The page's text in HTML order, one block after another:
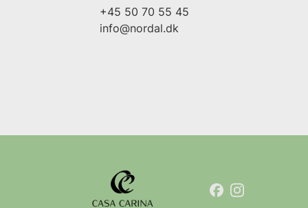
+45 50 70 55 45
info@nordal.dk